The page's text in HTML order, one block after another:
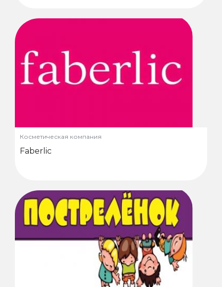
Косметическая компания
Faberlic